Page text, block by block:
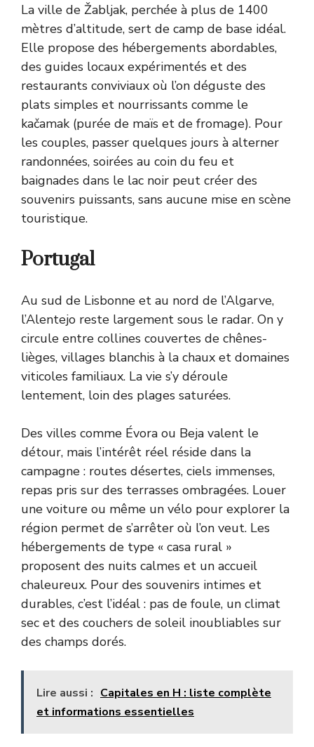
La ville de Žabljak, perchée à plus de 1400
mètres d’altitude, sert de camp de base idéal.
Elle propose des hébergements abordables,
des guides locaux expérimentés et des
restaurants conviviaux où l’on déguste des
plats simples et nourrissants comme le
kačamak (purée de maïs et de fromage). Pour
les couples, passer quelques jours à alterner
randonnées, soirées au coin du feu et
baignades dans le lac noir peut créer des
souvenirs puissants, sans aucune mise en scène
touristique.
Portugal
Au sud de Lisbonne et au nord de l’Algarve,
l’Alentejo reste largement sous le radar. On y
circule entre collines couvertes de chênes-
lièges, villages blanchis à la chaux et domaines
viticoles familiaux. La vie s’y déroule
lentement, loin des plages saturées.
Des villes comme Évora ou Beja valent le
détour, mais l’intérêt réel réside dans la
campagne : routes désertes, ciels immenses,
repas pris sur des terrasses ombragées. Louer
une voiture ou même un vélo pour explorer la
région permet de s’arrêter où l’on veut. Les
hébergements de type « casa rural »
proposent des nuits calmes et un accueil
chaleureux. Pour des souvenirs intimes et
durables, c’est l’idéal : pas de foule, un climat
sec et des couchers de soleil inoubliables sur
des champs dorés.
Lire aussi : Capitales en H : liste complète
et informations essentielles